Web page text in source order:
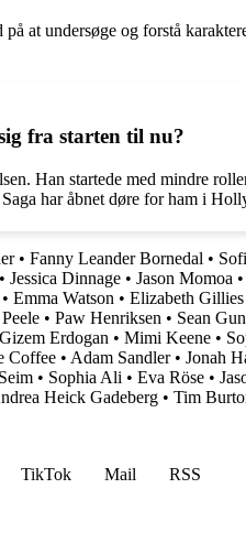
at undersøge og forstå
fra starten til nu?
Han startede med mindre
har åbnet døre for ham i
• Fanny Leander Bornedal •
• Jessica Dinnage • Jason Momoa •
• Emma Watson • Elizabeth Gillies
• Paw Henriksen • Sean
Gizem Erdogan • Mimi Keene •
Coffee • Adam Sandler• Jonah
• Sophia Ali • Eva Röse •
Heick Gadeberg • Tim
TikTok Mail
RSS